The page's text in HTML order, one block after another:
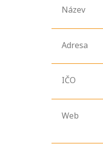
Název
Adresa
IČO
Web